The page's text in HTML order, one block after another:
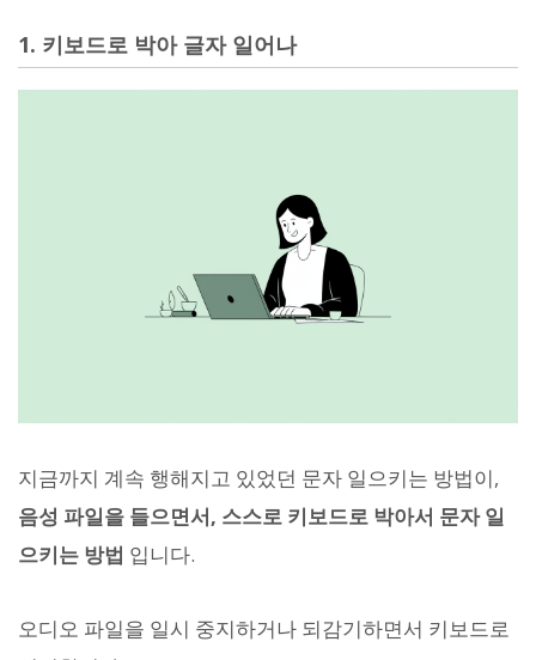
1. 키보드로 박아 글자 일어나
지금까지 계속 행해지고 있었던 문자 일으키는 방법이,
음성 파일을 들으면서, 스스로 키보드로 박아서 문자 일
으키는 방법 입니다.
오디오 파일을 일시 중지하거나 되감기하면서 키보드로